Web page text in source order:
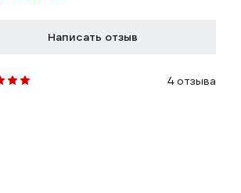
Написать отзыв
4 отзыва